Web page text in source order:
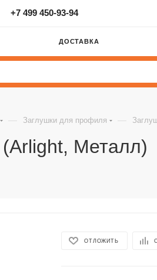
+7 499 450-93-94
ДОСТАВКА
— Заглушки для профиля —
(Arlight, Металл)
ОТЛОЖИТЬ